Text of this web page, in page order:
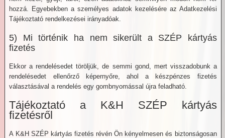
hozzá. Egyebekben a személyes adatok kezelésére az Adatkezelési
Tájékoztató rendelkezései irányadóak.
5) Mi történik ha nem sikerült a SZÉP kártyás
fizetés
Ekkor a rendelésedet töröljük, de semmi gond, mert visszadobunk a
rendelésedet ellenőrző képernyőre, ahol a készpénzes fizetés
választásával a rendelés egy gombnyomással újra feladható.
Tájékoztató a K&H SZÉP kártyás
fizetésről
A K&H SZÉP kártyás fizetés révén Ön kényelmesen és biztonságosan